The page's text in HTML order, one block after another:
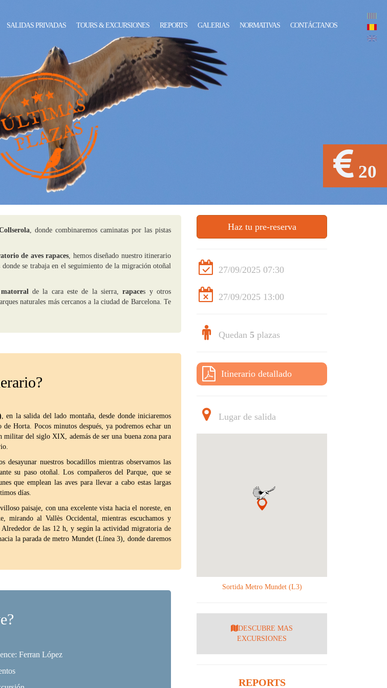
SALIDAS PRIVADAS TOURS & EXCURSIONES REPORTS GALERIAS NORMATIVAS CONTÁCTANOS
20
, donde combinaremos caminatas por las pistas
de aves rapaces, hemos diseñado nuestro itinerario
se trabaja en el seguimiento de la migración otoñal
de la cara este de la sierra,rapaces y otros
naturales más cercanos a la ciudad de Barcelona. Te
, en la salida del lado montaña, desde donde iniciaremos
Horta. Pocos minutos después, ya podremos echar un
del siglo XIX, además de ser una buena zona para
desayunar nuestros bocadillos mientras observamos las
su paso otoñal. Los compañeros del Parque, que se
que emplean las aves para llevar a cabo estas largas
días.
paisaje, con una excelente vista hacia el noreste, en
mirando al Vallès Occidental, mientras escuchamos y
Alrededor de las 12 h, y según la actividad migratoria de
la parada de metro Mundet (Línea 3), donde daremos
Ferran López
Haz tu pre-reserva
27/09/2025 07:30
27/09/2025 13:00
Quedan 5plazas
Itinerario detallado
Lugar de salida
Sortida Metro Mundet (L3)
DESCUBRE MAS
EXCURSIONES
REPORTS